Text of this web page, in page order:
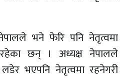
भने फेरि पनि नेतृत्वमा
छन् । अध्यक्ष नेपालले
भएपनि नेतृत्वमा रहनेगरी